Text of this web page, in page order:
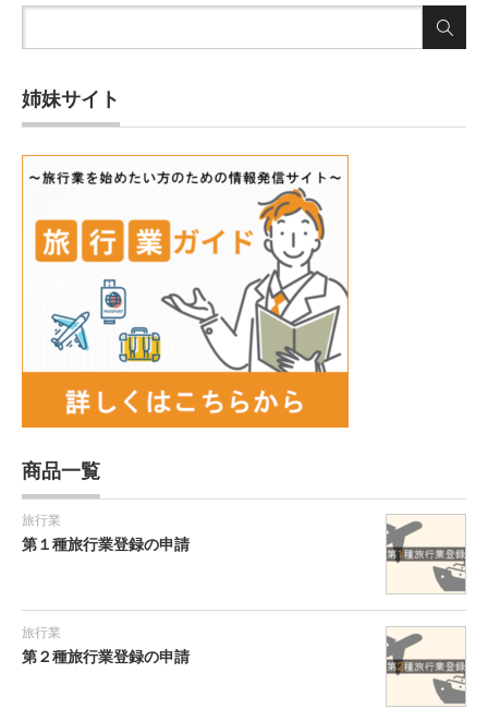
姉妹サイト
商品一覧
旅行業
第１種旅行業登録の申請
旅行業
第２種旅行業登録の申請